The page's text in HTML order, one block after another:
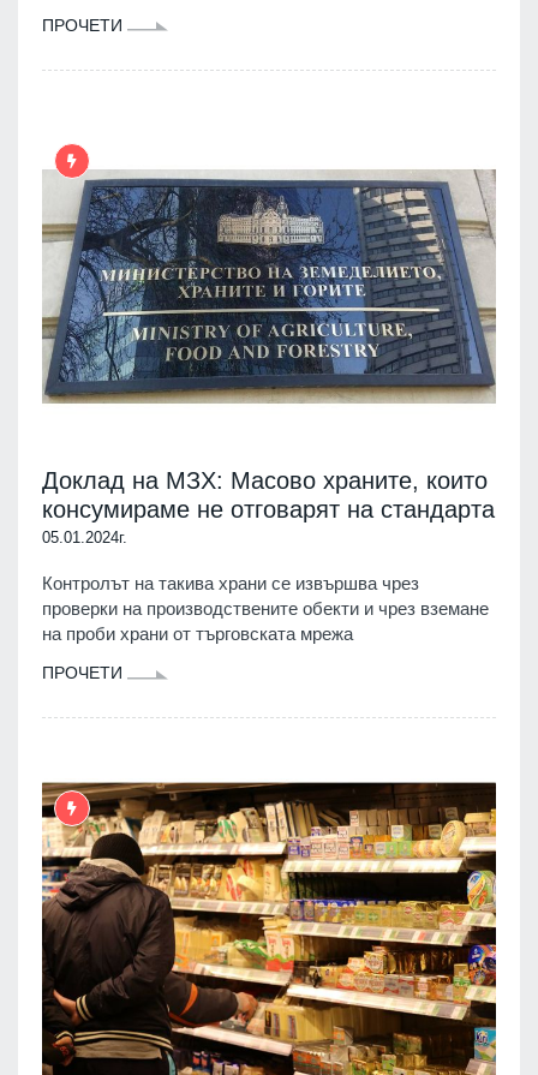
ПРОЧЕТИ
Доклад на МЗХ: Масово храните, които
консумираме не отговарят на стандарта
05.01.2024г.
Контролът на такива храни се извършва чрез
проверки на производствените обекти и чрез вземане
на проби храни от търговската мрежа
ПРОЧЕТИ